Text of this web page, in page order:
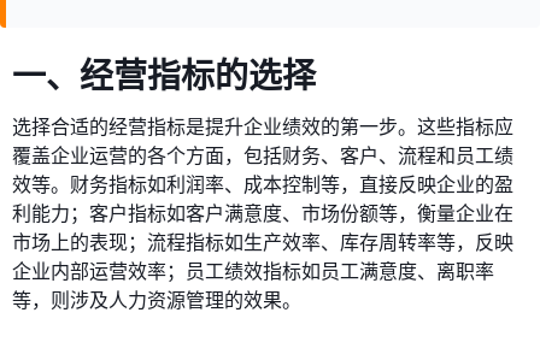
一、经营指标的选择
选择合适的经营指标是提升企业绩效的第一步。这些指标应
覆盖企业运营的各个方面，包括财务、客户、流程和员工绩
效等。财务指标如利润率、成本控制等，直接反映企业的盈
利能力；客户指标如客户满意度、市场份额等，衡量企业在
市场上的表现；流程指标如生产效率、库存周转率等，反映
企业内部运营效率；员工绩效指标如员工满意度、离职率
等，则涉及人力资源管理的效果。